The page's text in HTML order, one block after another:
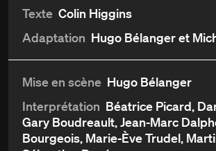
Texte Colin Higgins
Adaptation Hugo Bélanger et
Mise en scène Hugo Bélanger
Interprétation Béatrice Picard,
Gary Boudreault, Jean-Marc
Bourgeois, Marie-Ève Trudel,